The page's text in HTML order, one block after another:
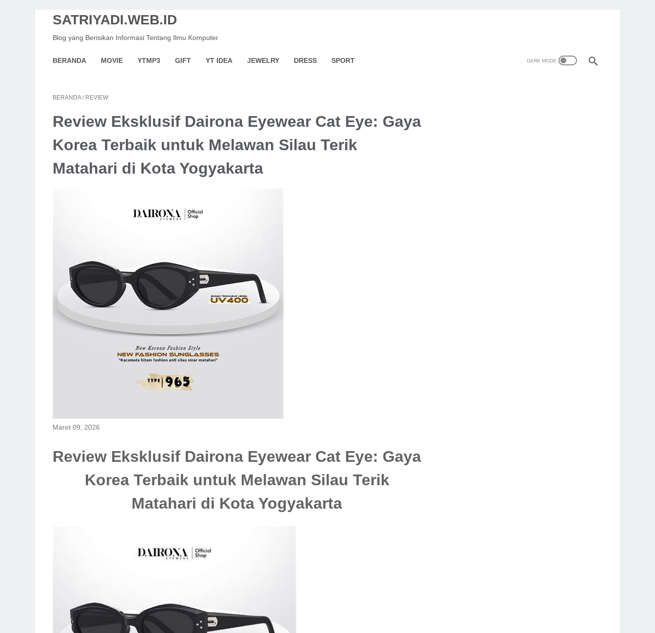
SATRIYADI.WEB.ID
Blog yang Berisikan Informasi Tentang Ilmu Komputer
BERANDA MOVIE YTMP3 GIFT YT IDEA JEWELRY DRESS SPORT
BERANDA / REVIEW
Review Eksklusif Dairona Eyewear Cat Eye: Gaya
Korea Terbaik untuk Melawan Silau Terik
Matahari di Kota Yogyakarta
Maret 09, 2026
Review Eksklusif Dairona Eyewear Cat Eye: Gaya
Korea Terbaik untuk Melawan Silau Terik
Matahari di Kota Yogyakarta